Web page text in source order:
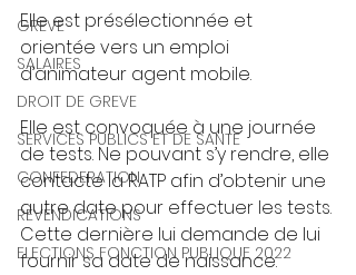
GREVE
SALAIRES
DROIT DE GREVE
SERVICES PUBLICS ET DE SANTE
CONFEDERATION
REVENDICATIONS
ELECTIONS FONCTION PUBLIQUE 2022
Elle est présélectionnée et
orientée vers un emploi
d’animateur agent mobile.
Elle est convoquée à une journée
de tests. Ne pouvant s’y rendre, elle
contacte la RATP afin d’obtenir une
autre date pour effectuer les tests.
Cette dernière lui demande de lui
fournir sa date de naissance.